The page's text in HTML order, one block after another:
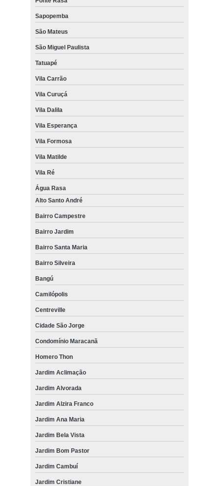
Sapopemba
São Mateus
São Miguel Paulista
Tatuapé
Vila Carrão
Vila Curuçá
Vila Dalila
Vila Esperança
Vila Formosa
Vila Matilde
Vila Ré
Água Rasa
Alto Santo André
Bairro Campestre
Bairro Jardim
Bairro Santa Maria
Bairro Silveira
Bangú
Camilópolis
Centreville
Cidade São Jorge
Condomínio Maracanã
Homero Thon
Jardim Aclimação
Jardim Alvorada
Jardim Alzira Franco
Jardim Ana Maria
Jardim Bela Vista
Jardim Bom Pastor
Jardim Cambuí
Jardim Cristiane